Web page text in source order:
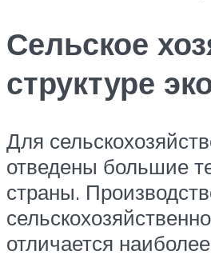
Сельское
структуре
Для
отведены большие
страны.
отличается